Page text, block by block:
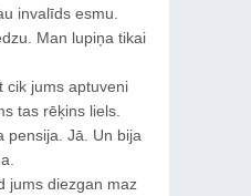
invalīds esmu.
Man lupiņa tikai
cik jums aptuveni
tas rēķins liels.
pensija. Jā. Un bija
jums diezgan maz